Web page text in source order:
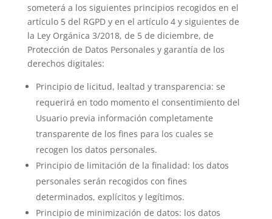
someterá a los siguientes principios recogidos en el
artículo 5 del RGPD y en el artículo 4 y siguientes de
la Ley Orgánica 3/2018, de 5 de diciembre, de
Protección de Datos Personales y garantía de los
derechos digitales:
Principio de licitud, lealtad y transparencia: se
requerirá en todo momento el consentimiento del
Usuario previa información completamente
transparente de los fines para los cuales se
recogen los datos personales.
Principio de limitación de la finalidad: los datos
personales serán recogidos con fines
determinados, explícitos y legítimos.
Principio de minimización de datos: los datos